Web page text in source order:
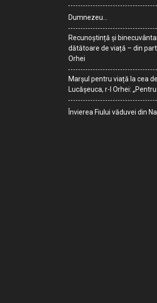
Dumnezeu…
Recunoștință și
dătătoare de viață – din
Orhei
Marșul pentru viață la cea
Lucășeuca, r-l Orhei:
Învierea Fiului văduvei din